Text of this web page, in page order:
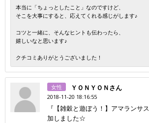
本当に「ちょっとしたこと」なのですけど、
そこを大事にすると、応えてくれる感じがします♪
コツと一緒に、そんなヒントも伝わったら、
嬉しいなと思います♪
クチコミありがとうございました！
女性 ＹＯＮＹＯＮさん
2018-11-20 18:16:55
『【雑穀と遊ぼう！】アマランサ
加しました☆